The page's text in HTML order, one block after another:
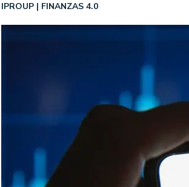
IPROUP FINANZAS 4.0